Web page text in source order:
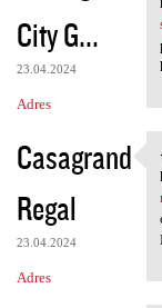
City G...
23.04.2024
Adres
Casagrand
Regal
23.04.2024
Adres